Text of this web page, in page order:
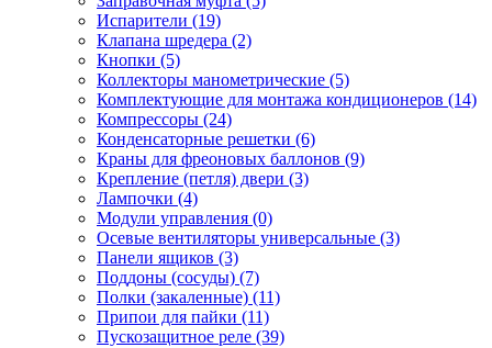
Испарители (19)
Клапана шредера (2)
Кнопки (5)
Коллекторы манометрические (5)
Комплектующие для монтажа кондиционеров (14)
Компрессоры (24)
Конденсаторные решетки (6)
Краны для фреоновых баллонов (9)
Крепление (петля) двери (3)
Лампочки (4)
Модули управления (0)
Осевые вентиляторы универсальные (3)
Панели ящиков (3)
Поддоны (сосуды) (7)
Полки (закаленные) (11)
Припои для пайки (11)
Пускозащитное реле (39)